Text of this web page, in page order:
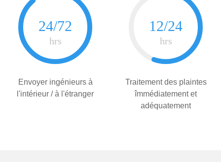
Envoyer ingénieurs à
l'intérieur / à l'étranger
Traitement des plaintes
îmmédiatement et
adéquatement